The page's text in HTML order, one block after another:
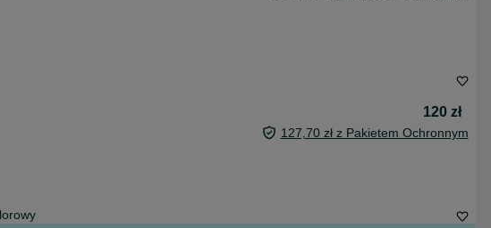
120 zł
127,70 zł z Pakietem Ochronnym